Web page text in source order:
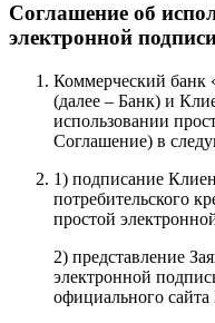
Соглашение об
электронной
Коммерческий банк
(далее – Банк) и
использовании
Соглашение) в
1) подписание
потребительского
простой
2) представление
электронной
официального сайта